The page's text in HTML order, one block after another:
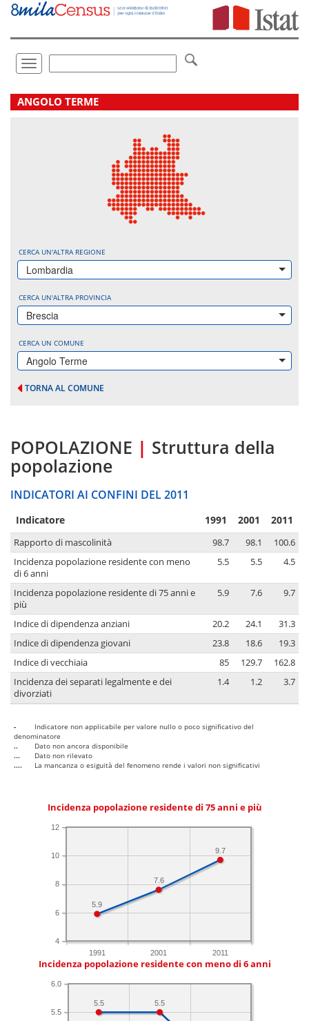
Vai
direttamente
Toggle
navigation
.
ANGOLO TERME
CERCA UN'ALTRA REGIONE
Lombardia
CERCA UN'ALTRA PROVINCIA
Brescia
CERCA UN COMUNE
Angolo Terme
TORNA AL COMUNE
POPOLAZIONE | Struttura della
popolazione
INDICATORI AI CONFINI DEL 2011
Indicatore 1991 2001 2011
Rapporto di mascolinità 98.7 98.1
100.6
Incidenza popolazione residente con meno
di 6 anni
5.5 5.5 4.5
Incidenza popolazione residente di 75 anni e
più
5.9 7.6 9.7
Indice di dipendenza anziani 20.2 24.1
31.3
Indice di dipendenza giovani
23.8 18.6
19.3
Indice di vecchiaia
85 129.7
162.8
Incidenza dei separati legalmente e dei
divorziati
1.4 1.2 3.7
-
Indicatore non applicabile per valore nullo o poco significativo del
denominatore
..
Dato non ancora disponibile
...
Dato non rilevato
....
La mancanza o esiguità del fenomeno rende i valori non significativi
Incidenza popolazione residente di 75 anni e più
1991 2001 2011
4
6
8
10
12
9.7
7.6
5.9
Incidenza popolazione residente con meno di 6 anni
5.5
6.0
5.5
5.5